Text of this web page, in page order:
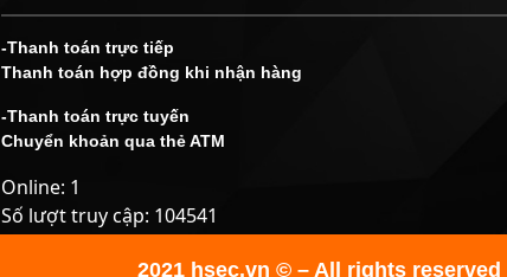
-Thanh toán trực tiếp
Thanh toán hợp đồng khi nhận hàng
-Thanh toán trực tuyến
Chuyển khoản qua thẻ ATM
Online: 1
Số lượt truy cập: 104541
2021 hsec.vn © – All rights reserved